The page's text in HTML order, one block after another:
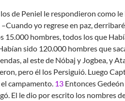
de Peniel le respondieron como
yo regrese en paz,
15.000 hombres, todos los que
sido 120.000 hombres que
al este de Nóbaj y Jogbea, y
pero él los Persiguió. Luego
campamento. 13 Entonces
El le dio por escrito los nombres